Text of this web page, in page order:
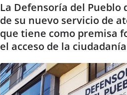
La Defensoría del
de su nuevo servicio de
que tiene como premisa
el acceso de la